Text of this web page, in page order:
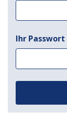
Ihr Passwort